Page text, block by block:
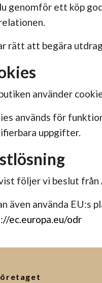
genomför ett köp
rätt att begära
använder
används för
uppgifter.
följer vi beslut från
även använda
ec.europa.eu/odr